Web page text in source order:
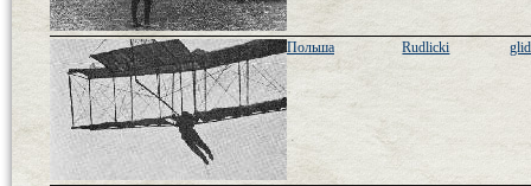
Польша Rudlicki